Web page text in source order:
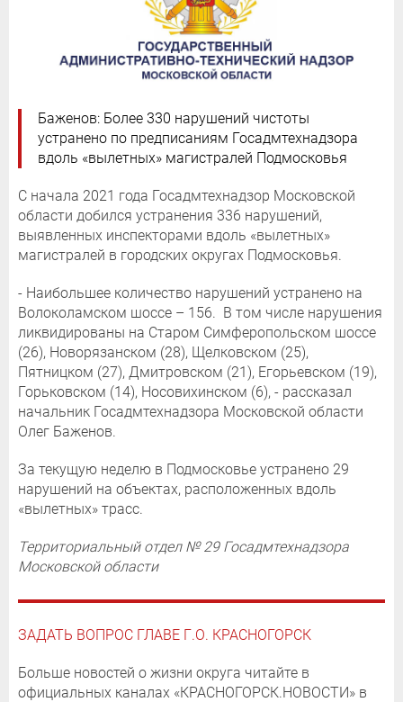
Баженов: Более 330 нарушений чистоты
устранено по предписаниям Госадмтехнадзора
вдоль «вылетных» магистралей Подмосковья
С начала 2021 года Госадмтехнадзор Московской
области добился устранения 336 нарушений,
выявленных инспекторами вдоль «вылетных»
магистралей в городских округах Подмосковья.
- Наибольшее количество нарушений устранено на
Волоколамском шоссе – 156. В том числе нарушения
ликвидированы на Старом Симферопольском шоссе
(26), Новорязанском (28), Щелковском (25),
Пятницком (27), Дмитровском (21), Егорьевском (19),
Горьковском (14), Носовихинском (6), - рассказал
начальник Госадмтехнадзора Московской области
Олег Баженов.
За текущую неделю в Подмосковье устранено 29
нарушений на объектах, расположенных вдоль
«вылетных» трасс.
Территориальный отдел № 29 Госадмтехнадзора
Московской области
ЗАДАТЬ ВОПРОС ГЛАВЕ Г.О. КРАСНОГОРСК
Больше новостей о жизни округа читайте в
официальных каналах «КРАСНОГОРСК.НОВОСТИ» в